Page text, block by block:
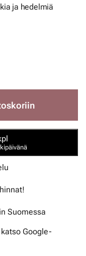
ja hedelmiä
Suomessa
Google-